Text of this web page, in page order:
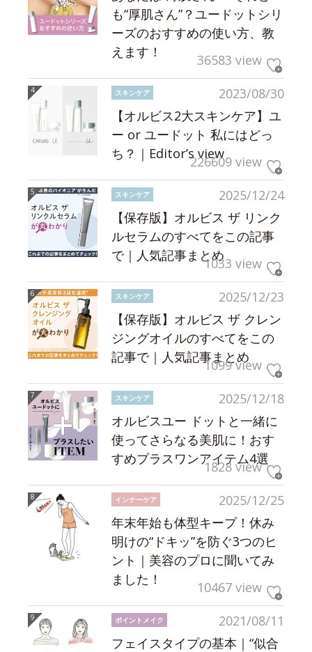
も“厚肌さん”？ユードットシリ
ーズのおすすめの使い方、教
えます！
36583 view
2023/08/30
スキンケア
【オルビス2大スキンケア】ユ
ー or ユードット 私にはどっ
ち？｜Editor’s view226609 view
2025/12/24
スキンケア
【保存版】オルビス ザ リンク
ルセラムのすべてをこの記事
で｜人気記事まとめ1033 view
2025/12/23
スキンケア
【保存版】オルビス ザ クレン
ジングオイルのすべてをこの
記事で｜人気記事まとめ
1099 view
2025/12/18
スキンケア
オルビスユー ドットと一緒に
使ってさらなる美肌に！おす
すめプラスワンアイテム4選
1828 view
2025/12/25
インナーケア
年末年始も体型キープ！休み
明けの“ドキッ”を防ぐ3つのヒ
ント｜美容のプロに聞いてみ
ました！
10467 view
2021/08/11
ポイントメイク
フェイスタイプの基本｜“似合